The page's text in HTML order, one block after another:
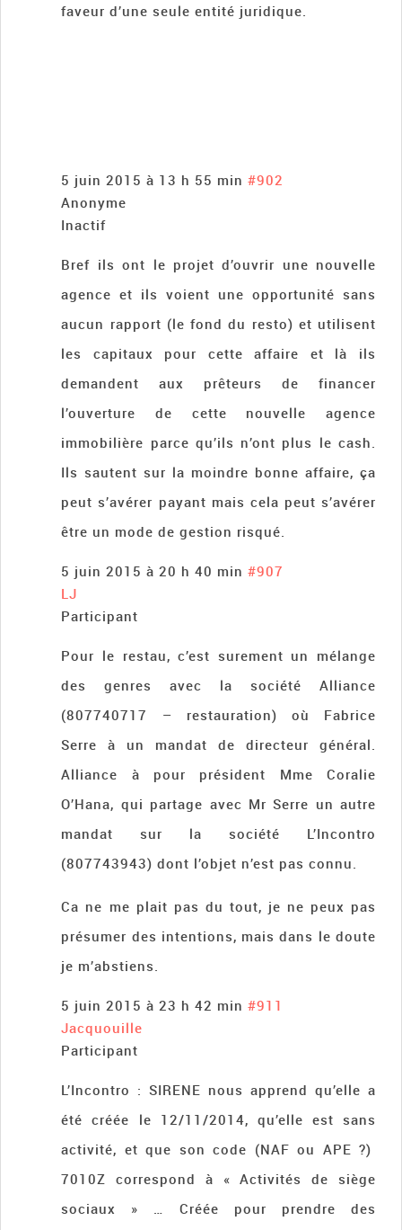
faveur d’une seule entité juridique.
5 juin 2015 à 13 h 55 min #902
Anonyme
Inactif
Bref ils ont le projet d’ouvrir une nouvelle
agence et ils voient une opportunité sans
aucun rapport (le fond du resto) et utilisent
les capitaux pour cette affaire et là ils
demandent aux prêteurs de financer
l’ouverture de cette nouvelle agence
immobilière parce qu’ils n’ont plus le cash.
Ils sautent sur la moindre bonne affaire, ça
peut s’avérer payant mais cela peut s’avérer
être un mode de gestion risqué.
5 juin 2015 à 20 h 40 min #907
LJ
Participant
Pour le restau, c’est surement un mélange
des genres avec la société Alliance
(807740717 – restauration) où Fabrice
Serre à un mandat de directeur général.
Alliance à pour président Mme Coralie
O’Hana, qui partage avec Mr Serre un autre
mandat sur la société L’Incontro
(807743943) dont l’objet n’est pas connu.
Ca ne me plait pas du tout, je ne peux pas
présumer des intentions, mais dans le doute
je m’abstiens.
5 juin 2015 à 23 h 42 min #911
Jacquouille
Participant
L’Incontro : SIRENE nous apprend qu’elle a
été créée le 12/11/2014, qu’elle est sans
activité, et que son code (NAF ou APE ?)
7010Z correspond à « Activités de siège
sociaux » … Créée pour prendre des